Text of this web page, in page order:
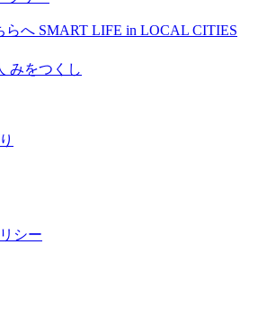
らへ SMART LIFE in LOCAL CITIES
みをつくし
シー